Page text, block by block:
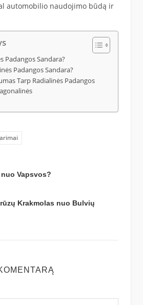
automobilio naudojimo būdą ir
Padangos Sandara?
Padangos Sandara?
Tarp Radialinės Padangos
Vapsvos?
Krakmolas nuo Bulvių